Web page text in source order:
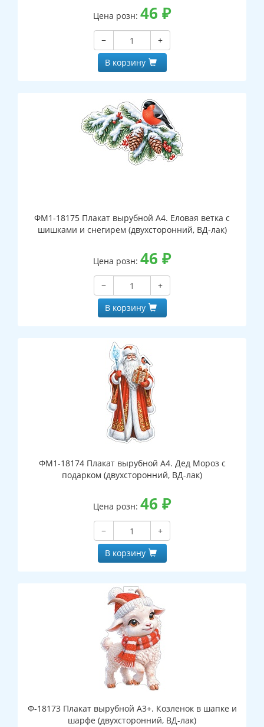
Цена розн: 46 ₽
−
+
В корзину
ФМ1-18175 Плакат вырубной А4. Еловая ветка с
шишками и снегирем (двухсторонний, ВД-лак)
Цена розн: 46 ₽
−
+
В корзину
ФМ1-18174 Плакат вырубной А4. Дед Мороз с
подарком (двухсторонний, ВД-лак)
Цена розн: 46 ₽
−
+
В корзину
Ф-18173 Плакат вырубной А3+. Козленок в шапке и
шарфе (двухсторонний, ВД-лак)